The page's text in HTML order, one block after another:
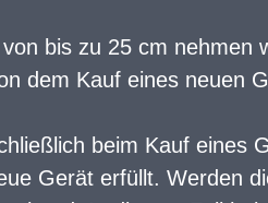
bis zu 25 cm
dem Kauf eines neuen
beim Kauf eines
Gerät erfüllt. Werden